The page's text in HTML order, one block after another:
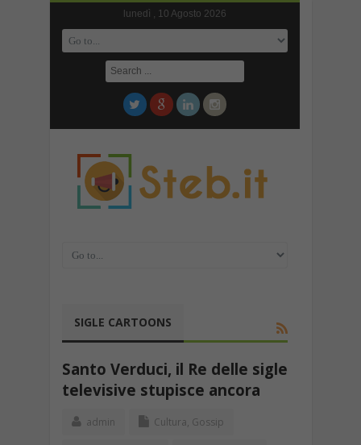
lunedì , 10 Agosto 2026
SIGLE CARTOONS
Santo Verduci, il Re delle sigle
televisive stupisce ancora
admin Cultura, Gossip